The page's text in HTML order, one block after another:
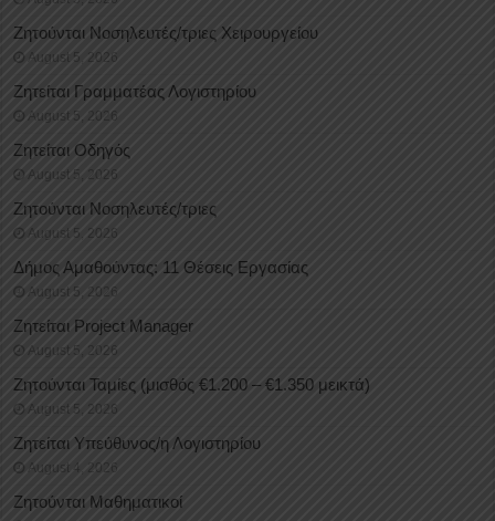
Ζητούνται Νοσηλευτές/τριες Χειρουργείου
August 5, 2026
Ζητείται Γραμματέας Λογιστηρίου
August 5, 2026
Ζητείται Οδηγός
August 5, 2026
Ζητούνται Νοσηλευτές/τριες
August 5, 2026
Δήμος Αμαθούντας: 11 Θέσεις Εργασίας
August 5, 2026
Ζητείται Project Manager
August 5, 2026
Ζητούνται Ταμίες (μισθός €1.200 – €1.350 μεικτά)
August 5, 2026
Ζητείται Υπεύθυνος/η Λογιστηρίου
August 4, 2026
Ζητούνται Μαθηματικοί